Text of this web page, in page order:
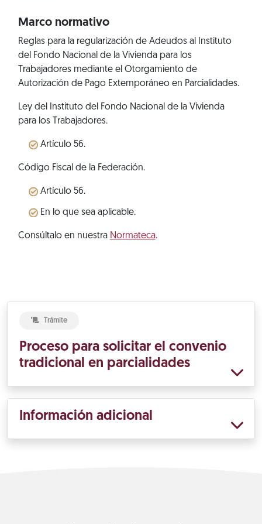
Marco normativo
Reglas para la regularización de Adeudos al Instituto
del Fondo Nacional de la Vivienda para los
Trabajadores mediante el Otorgamiento de
Autorización de Pago Extemporáneo en Parcialidades.
Ley del Instituto del Fondo Nacional de la Vivienda
para los Trabajadores.
Artículo 56.
Código Fiscal de la Federación.
Artículo 56.
En lo que sea aplicable.
Consúltalo en nuestra Normateca.
Trámite
Proceso para solicitar el convenio
tradicional en parcialidades
Información adicional